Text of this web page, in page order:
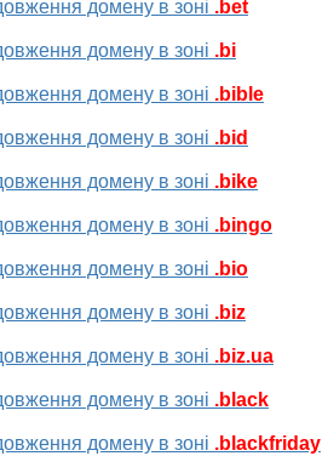
домену в зоні .bet
домену в зоні .bi
домену в зоні .bible
домену в зоні .bid
домену в зоні .bike
домену в зоні .bingo
домену в зоні .bio
домену в зоні .biz
домену в зоні .biz.ua
домену в зоні .black
домену в зоні .blackfriday